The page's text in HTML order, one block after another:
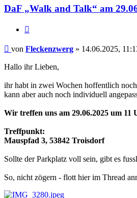
DaF „Walk and Talk“ am
Beitrag
von Fleckenzwerg » 14.06.2025,
Hallo ihr Lieben,
ihr habt in zwei Wochen hoffentlich
kann aber auch noch individuell
Wir treffen uns am 29.06.2025 um 11
Treffpunkt:
Mauspfad 3, 53842 Troisdorf
Sollte der Parkplatz voll sein, gibt es
So, nicht zögern - flott hier im Thread